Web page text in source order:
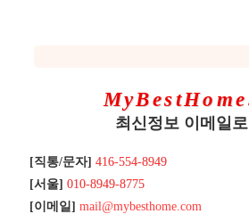
최신정보 이메일로
[직통/문자] 416-554-8949
[서울] 010-8949-8775
[이메일] mail@mybesthome.com